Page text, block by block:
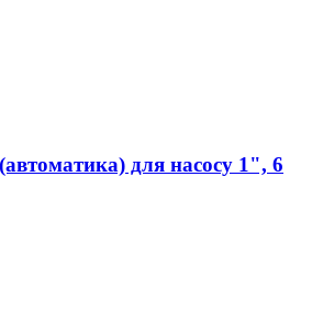
для насосу 1", 6